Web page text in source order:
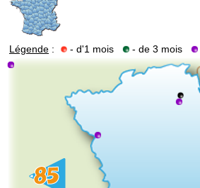
Légende : - d'1 mois - de 3 mois